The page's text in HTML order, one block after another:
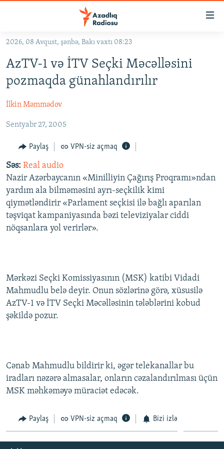
Əsas
qayıt
Əsas
naviqasiyaya
qayıt
keç
KORRUPSIOMETR
#ƏSLINDƏ
FƏRQƏ BAX
QANUNI DOĞRU
ARAŞDIRMA
MULTIMEDIA
VIDEO
FOTOQALEREYA
İNFOQRAFIKA
RADIO ARXIV
OXU ZALI
AZƏRBAYCAN ƏDƏBIYYATI KITABXANASI
HAQQIMIZDA
MISSIYAMIZ
AZADLIQRADIOSU MOBIL TELEFONUNUZDA
BIZIMLƏ ƏLAQƏ
RFE/RL-in bütün saytları
2026, 08 Avqust, şənbə, Bakı vaxtı 08:23
AzTV-1 və İTV Seçki Məcəlləsini
pozmaqda günahlandırılır
İlkin Məmmədov
Sentyabr 27, 2005
Paylaş VPN-siz açmaq
Səs: Real audio
Nazir Azərbaycanın «Minilliyin Çağırış Proqramı»ndan
yardım ala bilməməsini ayrı-seçkilik kimi
qiymətləndirir «Parlament seçkisi ilə bağlı aparılan
təşviqat kampaniyasında bəzi televiziyalar ciddi
nöqsanlara yol verirlər».
Mərkəzi Seçki Komissiyasının (MSK) katibi Vidadi
Mahmudlu belə deyir. Onun sözlərinə görə, xüsusilə
AzTV-1 və İTV Seçki Məcəlləsinin tələblərini kobud
şəkildə pozur.
Cənab Mahmudlu bildirir ki, əgər telekanallar bu
iradları nəzərə almasalar, onların cəzalandırılması üçün
MSK məhkəməyə müraciət edəcək.
Paylaş VPN-siz açmaq Bizi izlə